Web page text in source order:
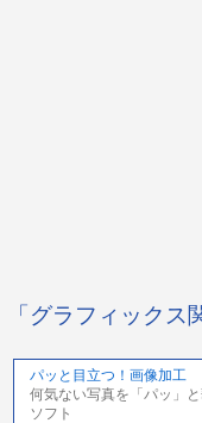
「グラフィック
パッと目立つ！画像加工
何気ない写真を「パッ」
ソフト